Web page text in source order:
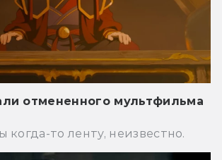
отмененного мультфильма
то ленту, неизвестно.